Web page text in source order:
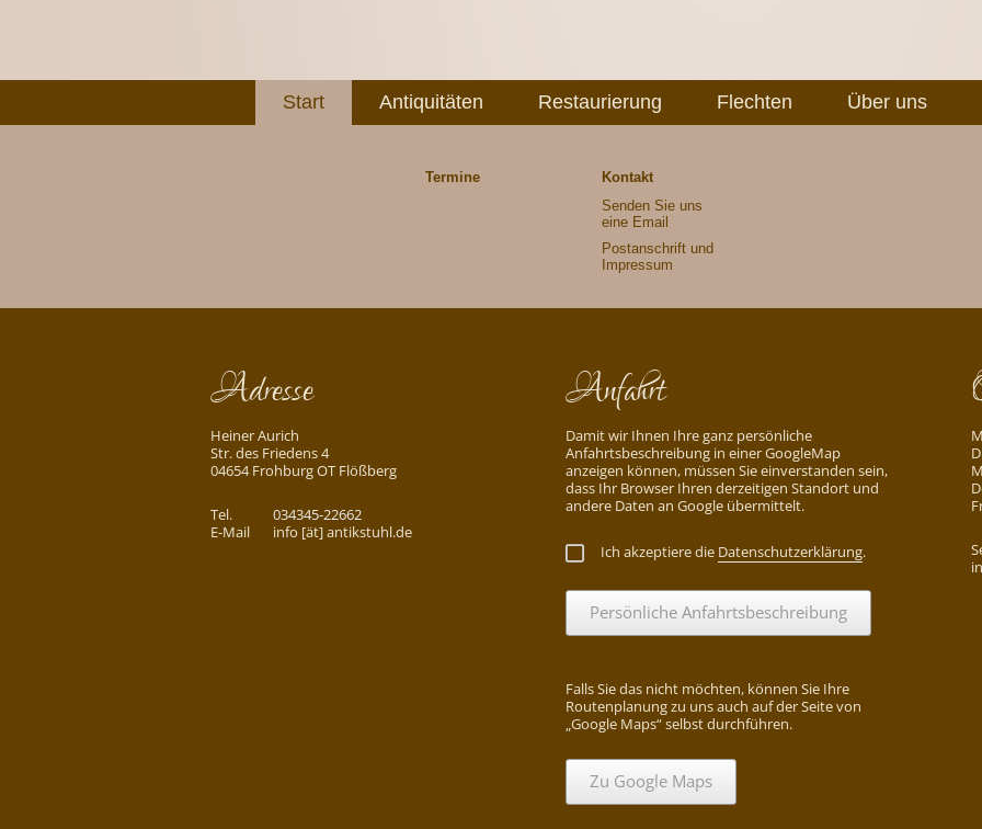
Start Antiquitäten Restaurierung Flechten Über uns
Termine
Kontakt
Senden Sie uns
eine Email
Postanschrift und
Impressum
Adresse
Heiner Aurich
Str. des Friedens 4
04654 Frohburg OT Flößberg
Tel.
034345-22662
E-Mail
info [ät] antikstuhl.de
Anfahrt
Damit wir Ihnen Ihre ganz persönliche
Anfahrtsbeschreibung in einer GoogleMap
anzeigen können, müssen Sie einverstanden sein,
dass Ihr Browser Ihren derzeitigen Standort und
andere Daten an Google übermittelt.
Ich akzeptiere die Datenschutzerklärung.
Persönliche Anfahrtsbeschreibung
Falls Sie das nicht möchten, können Sie Ihre
Routenplanung zu uns auch auf der Seite von
„Google Maps“ selbst durchführen.
Zu Google Maps